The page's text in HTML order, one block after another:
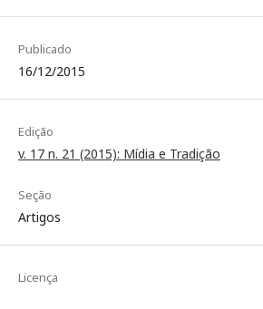
Publicado
16/12/2015
Edição
v. 17 n. 21 (2015): Mídia e Tradição
Seção
Artigos
Licença